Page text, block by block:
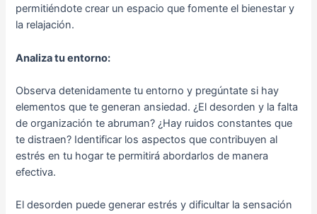
permitiéndote crear un espacio que fomente el bienestar y
la relajación.
Analiza tu entorno:
Observa detenidamente tu entorno y pregúntate si hay
elementos que te generan ansiedad. ¿El desorden y la falta
de organización te abruman? ¿Hay ruidos constantes que
te distraen? Identificar los aspectos que contribuyen al
estrés en tu hogar te permitirá abordarlos de manera
efectiva.
El desorden puede generar estrés y dificultar la sensación